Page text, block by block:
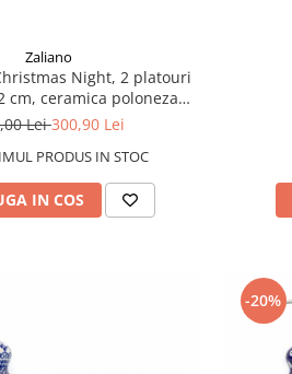
Zaliano
Night, 2 platouri
cm, ceramica poloneza
manual
Lei300,90 Lei
PRODUS IN STOC
IN COS
-20%